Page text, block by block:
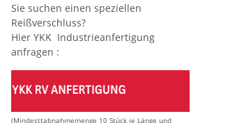
Sie suchen einen speziellen
Reißverschluss?
Hier YKK Industrieanfertigung
anfragen :
(Mindesttabnahmemenge 10 Stück je Länge und